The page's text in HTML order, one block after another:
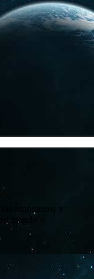
fenómenos y
mundo.»